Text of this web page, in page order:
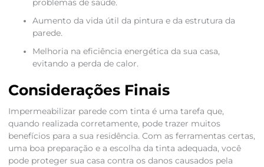
problemas de saúde.
Aumento da vida útil da pintura e da estrutura da
parede.
Melhoria na eficiência energética da sua casa,
evitando a perda de calor.
Considerações Finais
Impermeabilizar parede com tinta é uma tarefa que,
quando realizada corretamente, pode trazer muitos
benefícios para a sua residência. Com as ferramentas certas,
uma boa preparação e a escolha da tinta adequada, você
pode proteger sua casa contra os danos causados pela